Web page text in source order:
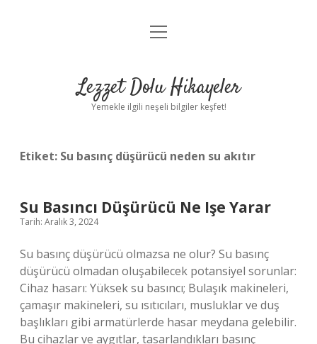
Anasayfa
Yasal Uyarı
menüyü
Lezzet Dolu Hikayeler
Yemekle ilgili neşeli bilgiler keşfet!
Etiket: Su basınç düşürücü neden su akıtır
Su Basıncı Düşürücü Ne Işe Yarar
Tarih: Aralık 3, 2024
Su basınç düşürücü olmazsa ne olur? Su basınç
düşürücü olmadan oluşabilecek potansiyel sorunlar:
Cihaz hasarı: Yüksek su basıncı; Bulaşık makineleri,
çamaşır makineleri, su ısıtıcıları, musluklar ve duş
başlıkları gibi armatürlerde hasar meydana gelebilir.
Bu cihazlar ve aygıtlar, tasarlandıkları basınç